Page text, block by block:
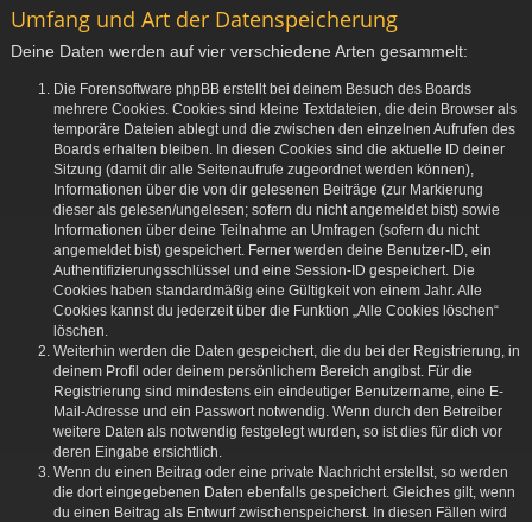
Umfang und Art der Datenspeicherung
Deine Daten werden auf vier verschiedene Arten gesammelt:
Die Forensoftware phpBB erstellt bei deinem Besuch des Boards
mehrere Cookies. Cookies sind kleine Textdateien, die dein Browser als
temporäre Dateien ablegt und die zwischen den einzelnen Aufrufen des
Boards erhalten bleiben. In diesen Cookies sind die aktuelle ID deiner
Sitzung (damit dir alle Seitenaufrufe zugeordnet werden können),
Informationen über die von dir gelesenen Beiträge (zur Markierung
dieser als gelesen/ungelesen; sofern du nicht angemeldet bist) sowie
Informationen über deine Teilnahme an Umfragen (sofern du nicht
angemeldet bist) gespeichert. Ferner werden deine Benutzer-ID, ein
Authentifizierungsschlüssel und eine Session-ID gespeichert. Die
Cookies haben standardmäßig eine Gültigkeit von einem Jahr. Alle
Cookies kannst du jederzeit über die Funktion „Alle Cookies löschen“
löschen.
Weiterhin werden die Daten gespeichert, die du bei der Registrierung, in
deinem Profil oder deinem persönlichem Bereich angibst. Für die
Registrierung sind mindestens ein eindeutiger Benutzername, eine E-
Mail-Adresse und ein Passwort notwendig. Wenn durch den Betreiber
weitere Daten als notwendig festgelegt wurden, so ist dies für dich vor
deren Eingabe ersichtlich.
Wenn du einen Beitrag oder eine private Nachricht erstellst, so werden
die dort eingegebenen Daten ebenfalls gespeichert. Gleiches gilt, wenn
du einen Beitrag als Entwurf zwischenspeicherst. In diesen Fällen wird